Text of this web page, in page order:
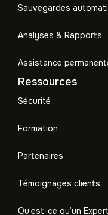
Sauvegardes
Analyses & Rapports
Assistance
Ressources
Sécurité
Formation
Partenaires
Témoignages clients
Qu’est-ce qu’un